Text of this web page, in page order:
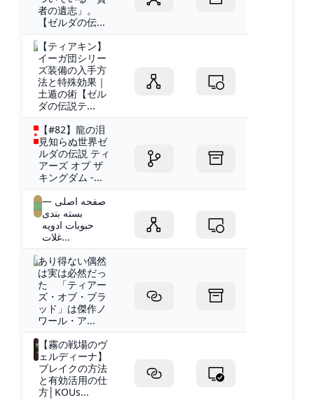
者の遺志」。
【ゼルダの伝...
【ティアキン】
イーガ団シリー
ズ装備の入手方
法と特殊効果｜
土遁の術【ゼル
ダの伝説テ...
【#82】龍の泪
見知らぬ世界ゼ
ルダの伝説 ティ
アーズ オブ ザ
キングダム -...
صفحه اصلی —
بسته بندی
حبوبات ادویه
غلات...
あり得ない偶然
は実は必然だっ
た 「ティアー
ズ・オブ・ブラ
ッド」は傑作ノ
ワール・ア...
【霧の戦場のヴ
ェルディーナ】
ブレイクの方法
と有効活用の仕
方│KOUs...